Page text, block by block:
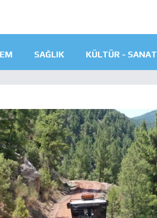
SAĞLIK KÜLTÜR - SANAT